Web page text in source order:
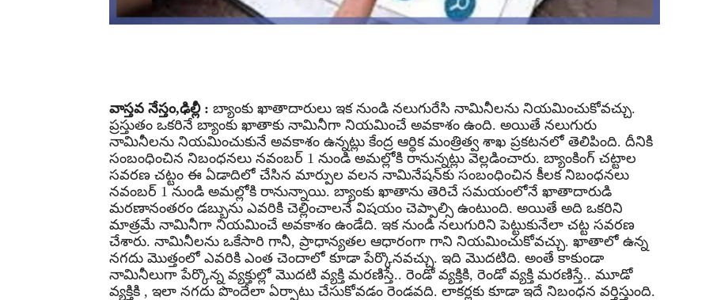
వాస్తవ నేస్తం,ఢిల్లీ : బ్యాంకు ఖాతాదారులు ఇక నుండి న‌లుగురేసి నామినీల‌ను నియ‌మించుకోవ‌చ్చు.
ప్ర‌స్తుతం ఒక‌రినే బ్యాంకు ఖాతాకు నామినీగా నియ‌మించే అవ‌కాశం ఉంది. అయితే న‌లుగురు
నామినీలను నియ‌మించుకునే అవ‌కాశం ఉన్న‌ట్లు కేంద్ర ఆర్ధిక మంత్రిత్వ శాఖ ప్ర‌క‌ట‌న‌లో తెలిపింది. దీనికి
సంబంధించిన నిబంధ‌న‌లు న‌వంబ‌ర్ 1 నుండి అమ‌ల్లోకి రానున్న‌ట్లు వెల్ల‌డించారు. బ్యాంకింగ్ చ‌ట్టాల
స‌వ‌ర‌ణ చ‌ట్టం ఈ ఏడాదిలో చేసిన మార్పుల వ‌ల‌న నామినేష‌న్‌కు సంబంధించిన కీల‌క‌ నిబంధ‌న‌లు
న‌వంబ‌ర్ 1 నుండి అమ‌ల్లోకి రానున్నాయి. బ్యాంకు ఖాతాను తెరిచే స‌మ‌యంలోనే ఖాతాదారుడి
మ‌ర‌ణానంత‌రం డ‌బ్బును ఎవ‌రికి చెల్లించాల‌నే విష‌యం చెప్పాల్సి ఉంటుంది. అయితే అది ఒక‌రిని
మాత్ర‌మే నామినీగా నియ‌మించే అవ‌కాశం ఉండేది. ఇక నుండి న‌లుగురిని పెట్టుకునేలా చ‌ట్ట స‌వ‌ర‌ణ
చేశారు. నామినీల‌ను ఒకేసారి గానీ, ప్రాధాన్య‌త‌ల ఆధారంగా గాని నియ‌మించుకోవ‌చ్చు. ఖాతాలో ఉన్న
నగ‌దు మొత్తంలో ఎవ‌రికి ఎంత చెందాలో కూడా పేర్కొన‌వ‌చ్చు. ఇది మొద‌టిది. అంతే కాకుండా
నామినీలుగా పేర్కొన్న వ్య‌క్తుల్లో మొద‌టి వ్య‌క్తి మ‌ర‌ణిస్తే.. రెండో వ్య‌క్తికి, రెండో వ్య‌క్తి మ‌ర‌ణిస్తే.. మూడో
వ్య‌క్తికి , ఇలా న‌గ‌దు పొందేలా ఏర్పాటు చేసుకోవ‌డం రెండ‌వ‌ది. లాక‌ర్ల‌కు కూడా ఇదే నిబంధ‌న వ‌ర్తిస్తుంది.